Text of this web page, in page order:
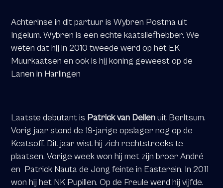
Achterinse in dit partuur is Wybren Postma uit
Ingelum. Wybren is een echte kaatsliefhebber. We
weten dat hij in 2010 tweede werd op het EK
Muurkaatsen en ook is hij koning geweest op de
Lanen in Harlingen
Laatste debutant is Patrick van Dellen uit Berltsum.
Vorig jaar stond de 19-jarige opslager nog op de
Keatsoff. Dit jaar wist hij zich rechtstreeks te
plaatsen. Vorige week won hij met zijn broer André
en Patrick Nauta de Jong feinte in Easterein. In 2011
won hij het NK Pupillen. Op de Freule werd hij vijfde.